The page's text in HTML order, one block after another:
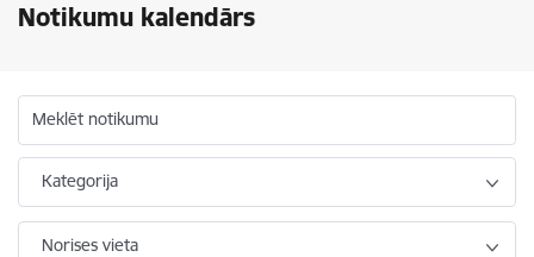
Notikumu kalendārs
Meklēt notikumu
Kategorija
Norises vieta